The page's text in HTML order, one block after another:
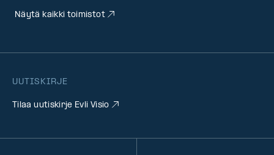
UUTISKIRJE
Tilaa uutiskirje Evli Visio
Näytä kaikki toimistot